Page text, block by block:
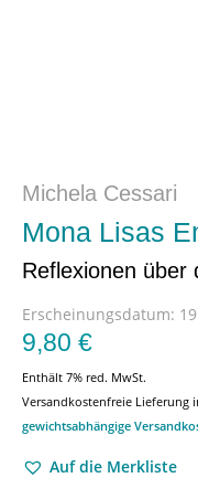
Michela Cessari
Mona Lisas
Reflexionen über
Erscheinungsdatum:
9,80 €
Enthält 7% red. MwSt.
Versandkostenfreie Lieferung
gewichtsabhängige
Auf die Merkliste